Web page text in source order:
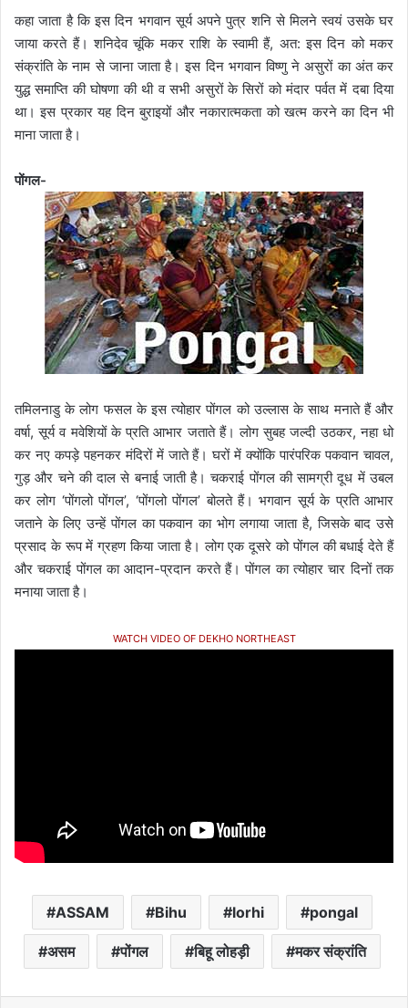
कहा जाता है कि इस दिन भगवान सूर्य अपने पुत्र शनि से मिलने स्वयं उसके घर
जाया करते हैं। शनिदेव चूंकि मकर राशि के स्वामी हैं, अत: इस दिन को मकर
संक्रांति के नाम से जाना जाता है। इस दिन भगवान विष्णु ने असुरों का अंत कर
युद्ध समाप्ति की घोषणा की थी व सभी असुरों के सिरों को मंदार पर्वत में दबा दिया
था। इस प्रकार यह दिन बुराइयों और नकारात्मकता को खत्म करने का दिन भी
माना जाता है।
पोंगल-
तमिलनाडु के लोग फसल के इस त्योहार पोंगल को उल्लास के साथ मनाते हैं और
वर्षा, सूर्य व मवेशियों के प्रति आभार जताते हैं। लोग सुबह जल्दी उठकर, नहा धो
कर नए कपड़े पहनकर मंदिरों में जाते हैं। घरों में क्योंकि पारंपरिक पकवान चावल,
गुड़ और चने की दाल से बनाई जाती है। चकराई पोंगल की सामग्री दूध में उबल
कर लोग ‘पोंगलो पोंगल’, ‘पोंगलो पोंगल’ बोलते हैं। भगवान सूर्य के प्रति आभार
जताने के लिए उन्हें पोंगल का पकवान का भोग लगाया जाता है, जिसके बाद उसे
प्रसाद के रूप में ग्रहण किया जाता है। लोग एक दूसरे को पोंगल की बधाई देते हैं
और चकराई पोंगल का आदान-प्रदान करते हैं। पोंगल का त्योहार चार दिनों तक
मनाया जाता है।
WATCH VIDEO OF DEKHO NORTHEAST
ASSAM Bihu lorhi pongal
असम पोंगल बिहू लोहड़ी मकर संक्रांति